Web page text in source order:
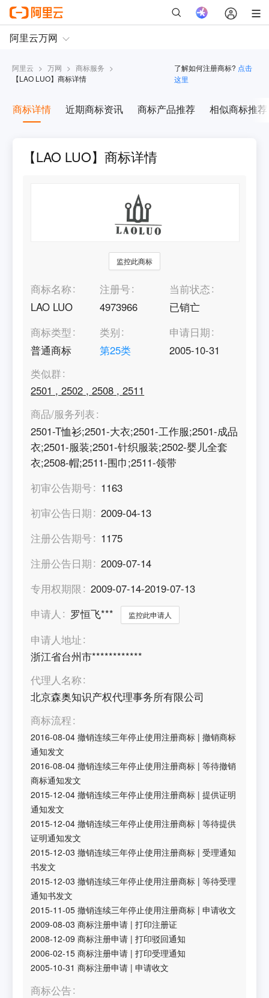
阿里云 > 万网 > 商标服务 >
【LAO LUO】商标详情
了解如何注册商标? 点击
这里
商标详情 近期商标资讯 商标产品推荐 相似商标推荐
【LAO LUO】商标详情
监控此商标
商标名称
LAO LUO
注册号
4973966
当前状态
已销亡
商标类型
普通商标
类别
第25类
申请日期
2005-10-31
类似群
2501 ,2502 ,2508 ,2511
商品/服务列表
2501-T恤衫;2501-大衣;2501-工作服;2501-成品
衣;2501-服装;2501-针织服装;2502-婴儿全套
衣;2508-帽;2511-围巾;2511-领带
初审公告期号
1163
初审公告日期
2009-04-13
注册公告期号
1175
注册公告日期
2009-07-14
专用权期限
2009-07-14-2019-07-13
申请人
罗恒飞*** 监控此申请人
申请人地址
浙江省台州市************
代理人名称
北京森奥知识产权代理事务所有限公司
商标流程
2016-08-04 撤销连续三年停止使用注册商标 |撤销商标
通知发文
2016-08-04 撤销连续三年停止使用注册商标 |等待撤销
商标通知发文
2015-12-04 撤销连续三年停止使用注册商标 |提供证明
通知发文
2015-12-04 撤销连续三年停止使用注册商标 |等待提供
证明通知发文
2015-12-03 撤销连续三年停止使用注册商标 |受理通知
书发文
2015-12-03 撤销连续三年停止使用注册商标 |等待受理
通知书发文
2015-11-05 撤销连续三年停止使用注册商标 |申请收文
2009-08-03 商标注册申请 |打印注册证
2008-12-09 商标注册申请 |打印驳回通知
2006-02-15 商标注册申请 |打印受理通知
2005-10-31 商标注册申请 |申请收文
商标公告